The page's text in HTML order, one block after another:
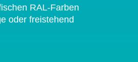
RAL-Farben
oder freistehend